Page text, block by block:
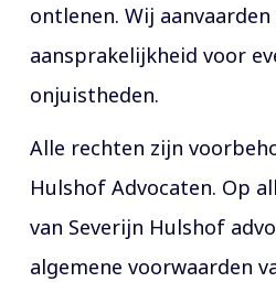
ontlenen. Wij aanvaarden
aansprakelijkheid voor
onjuistheden.
Alle rechten zijn
Hulshof Advocaten. Op
van Severijn Hulshof
algemene voorwaarden